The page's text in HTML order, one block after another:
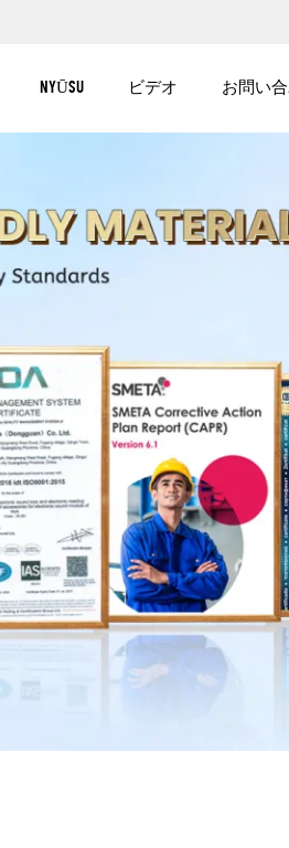
NYŪSU ビデオ お問い